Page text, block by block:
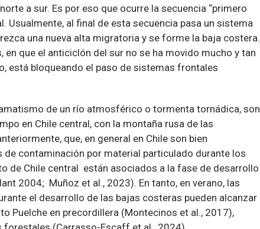
a sur. Es por eso que ocurre la secuencia “primero
Usualmente, al final de esta secuencia pasa un sistema
una nueva alta migratoria y se forme la baja costera.
en que el anticiclón del sur no se ha movido mucho y tan
está bloqueando el paso de sistemas frontales
de un río atmosférico o tormenta tornádica, son
en Chile central, con la montaña rusa de las
que, en general en Chile son bien
contaminación por material particulado durante los
de Chile central están asociados a la fase de desarrollo
2004; Muñoz et al., 2023). En tanto, en verano, las
el desarrollo de las bajas costeras pueden alcanzar
Puelche en precordillera (Montecinos et al., 2017),